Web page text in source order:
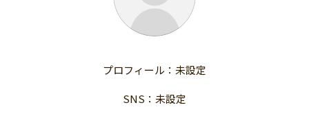
支援人数が多い
終了日が近い
国際協力
子ども・教育
カテゴリーからさがす
医療・福祉
子ども・教育
人権・マイノリティ
プロフィール：未設定
SNS：未設定